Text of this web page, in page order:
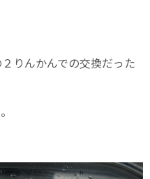
りんかんでの交換だった